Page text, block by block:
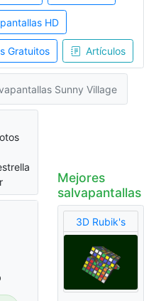
HD
Gratuitos Artículos
Sunny Village
Mejores
salvapantallas
3D Rubik's